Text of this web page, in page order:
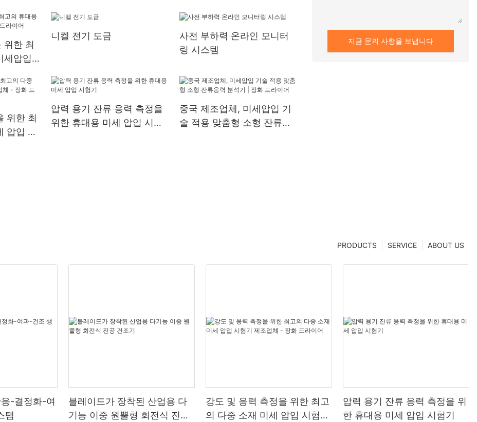
위한 최
세압입
니켈 전기 도금
사전 부하력 온라인 모니터
링 시스템
위한 최
압입 시
압력 용기 잔류 응력 측정을
위한 휴대용 미세 압입 시험
중국 제조업체, 미세압입 기
술 적용 맞춤형 소형 잔류응
지금 문의 사항을 보냅니다
ABOUT US
SERVICE
PRODUCTS
-결정화-여
템
블레이드가 장착된 산업용 다
기능 이중 원뿔형 회전식 진공
강도 및 응력 측정을 위한 최고
의 다중 소재 미세 압입 시험기
압력 용기 잔류 응력 측정을 위
한 휴대용 미세 압입 시험기